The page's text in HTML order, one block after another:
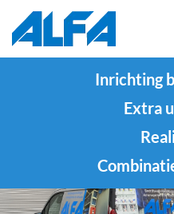
Inrichting
Extra